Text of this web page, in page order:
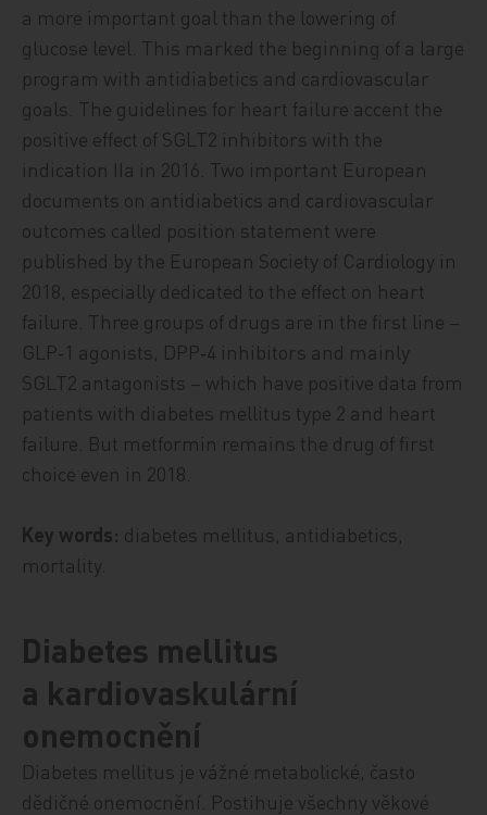
a more important goal than the lowering of
glucose level. This marked the beginning of a large
program with antidiabetics and cardiovascular
goals. The guidelines for heart failure accent the
positive effect of SGLT2 inhibitors with the
indication IIa in 2016. Two important European
documents on antidiabetics and cardiovascular
outcomes called position statement were
published by the European Society of Cardiology in
2018, especially dedicated to the effect on heart
failure. Three groups of drugs are in the first line –
GLP‑1 agonists, DPP‑4 inhibitors and mainly
SGLT2 antagonists – which have positive data from
patients with diabetes mellitus type 2 and heart
failure. But metformin remains the drug of first
choice even in 2018.
Key words: diabetes mellitus, antidiabetics,
mortality.
Diabetes mellitus
a kardiovaskulární
onemocnění
Diabetes mellitus je vážné metabolické, často
dědičné onemocnění. Postihuje všechny věkové